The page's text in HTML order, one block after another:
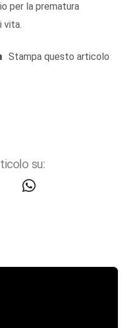
per la prematura
vita.
Stampa questo articolo
su: